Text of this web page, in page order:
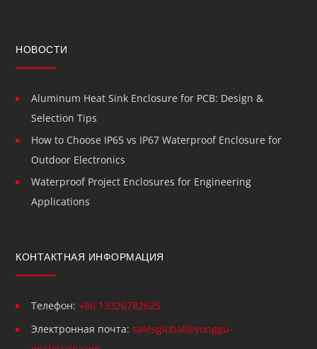
НОВОСТИ
Aluminum Heat Sink Enclosure for PCB: Design &
Selection Tips
How to Choose IP65 vs IP67 Waterproof Enclosure for
Outdoor Electronics
Waterproof Project Enclosures for Engineering
Applications
КОНТАКТНАЯ ИНФОРМАЦИЯ
Телефон: +86 13326782625
Электронная почта: salesglobal@yonggu-